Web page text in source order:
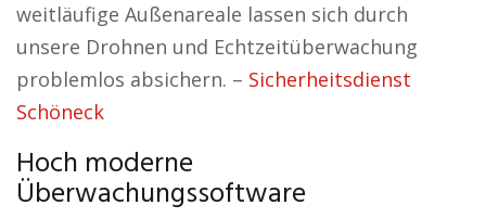
weitläufige Außenareale lassen sich durch
unsere Drohnen und Echtzeitüberwachung
problemlos absichern. – Sicherheitsdienst
Schöneck
Hoch moderne
Überwachungssoftware